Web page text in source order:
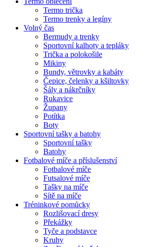
Termo trička
Termo trenky a legíny
Volný čas
Bermudy a trenky
Sportovní kalhoty a tepláky
Trička a polokošile
Mikiny
Bundy, větrovky a kabáty
Čepice, čelenky a kšiltovky
Šály a nákrčníky
Rukavice
Župany
Potítka
Boty
Sportovní tašky a batohy
Sportovní tašky
Batohy
Fotbalové míče a příslušenství
Fotbalové míče
Futsalové míče
Tašky na míče
Sítě na míče
Tréninkové pomůcky
Rozlišovací dresy
Překážky
Tyče a podstavce
Kruhy